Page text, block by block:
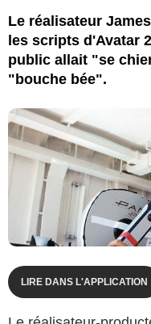
Le réalisateur
les scripts d'Avatar
public allait "se
"bouche bée".
LIRE DANS L'APPLICATION